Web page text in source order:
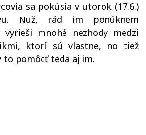
sa pokúsia v utorok (17.6.)
Nuž, rád im ponúknem
mnohé nezhody medzi
ktorí sú vlastne, no tiež
to pomôcť teda aj im.